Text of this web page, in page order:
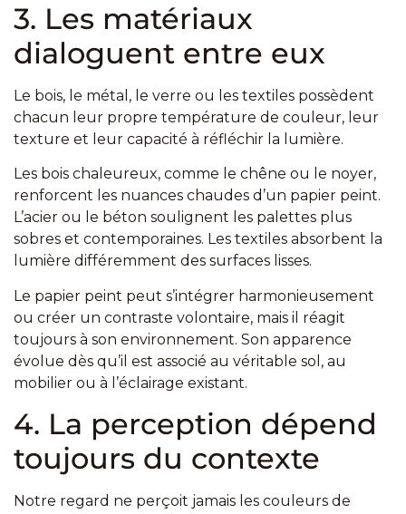
3. Les matériaux
dialoguent entre eux
Le bois, le métal, le verre ou les textiles possèdent
chacun leur propre température de couleur, leur
texture et leur capacité à réfléchir la lumière.
Les bois chaleureux, comme le chêne ou le noyer,
renforcent les nuances chaudes d’un papier peint.
L’acier ou le béton soulignent les palettes plus
sobres et contemporaines. Les textiles absorbent la
lumière différemment des surfaces lisses.
Le papier peint peut s’intégrer harmonieusement
ou créer un contraste volontaire, mais il réagit
toujours à son environnement. Son apparence
évolue dès qu’il est associé au véritable sol, au
mobilier ou à l’éclairage existant.
4. La perception dépend
toujours du contexte
Notre regard ne perçoit jamais les couleurs de